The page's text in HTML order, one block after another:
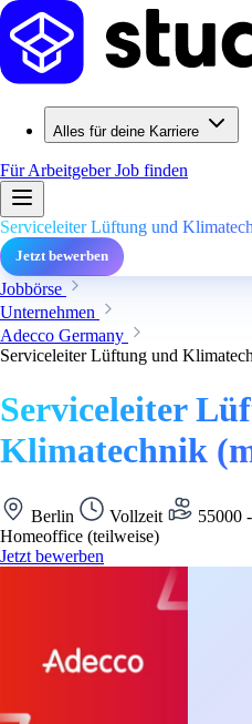
Alles für deine Karriere
Für ArbeitgeberJob finden
Serviceleiter Lüftung und
Jetzt bewerben
Jobbörse
Unternehmen
Adecco Germany
Serviceleiter Lüftung und
Serviceleiter
Klimatechnik
Berlin Vollzeit
55000
Homeoffice (teilweise)
Jetzt bewerben